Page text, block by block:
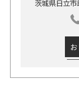
茨城県日立市